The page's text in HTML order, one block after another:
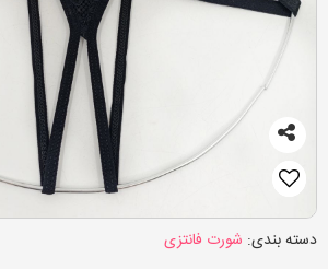
دسته بندی: شورت فانتزی